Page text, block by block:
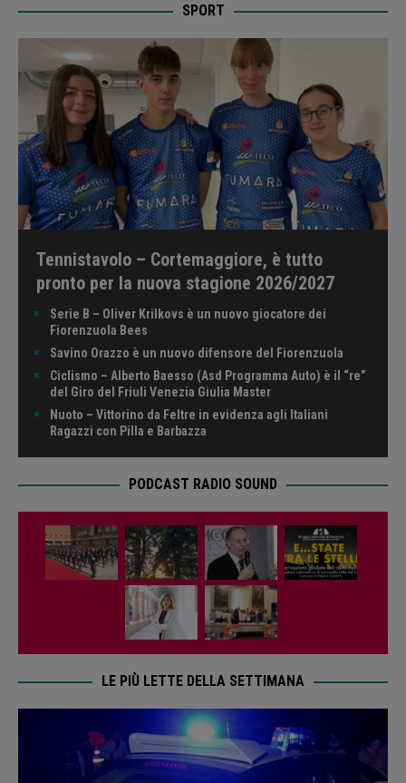
SPORT
Tennistavolo – Cortemaggiore, è tutto
pronto per la nuova stagione 2026/2027
Serie B – Oliver Krilkovs è un nuovo giocatore dei
Fiorenzuola Bees
Savino Orazzo è un nuovo difensore del Fiorenzuola
Ciclismo – Alberto Baesso (Asd Programma Auto) è il “re”
del Giro del Friuli Venezia Giulia Master
Nuoto – Vittorino da Feltre in evidenza agli Italiani
Ragazzi con Pilla e Barbazza
PODCAST RADIO SOUND
LE PIÙ LETTE DELLA SETTIMANA